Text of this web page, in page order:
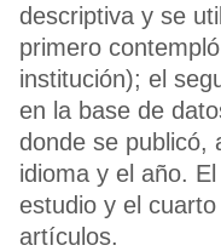
descriptiva y se
primero
institución); el
en la base de
donde se publicó,
idioma y el año.
estudio y el
artículos.